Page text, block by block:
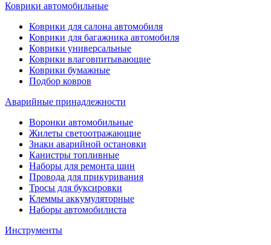
Коврики автомобильные
Коврики для салона автомобиля
Коврики для багажника автомобиля
Коврики универсальные
Коврики влаговпитывающие
Коврики бумажные
Подбор ковров
Аварийные принадлежности
Воронки автомобильные
Жилеты светоотражающие
Знаки аварийной остановки
Канистры топливные
Наборы для ремонта шин
Провода для прикуривания
Тросы для буксировки
Клеммы аккумуляторные
Наборы автомобилиста
Инструменты